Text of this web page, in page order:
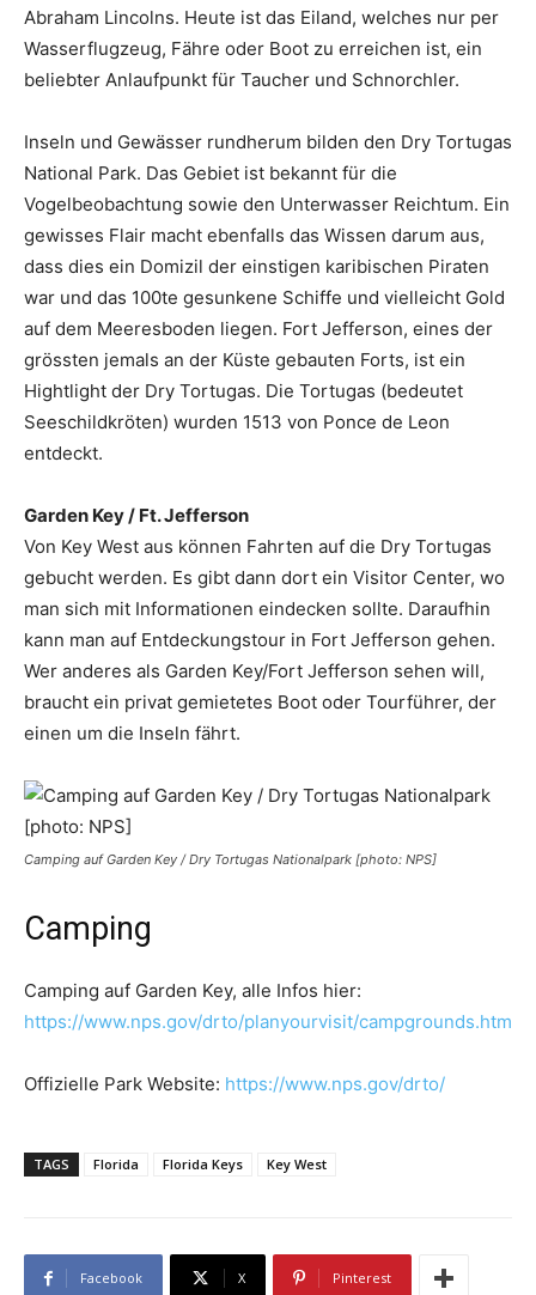
Abraham Lincolns. Heute ist das Eiland, welches nur per
Wasserflugzeug, Fähre oder Boot zu erreichen ist, ein
beliebter Anlaufpunkt für Taucher und Schnorchler.
Inseln und Gewässer rundherum bilden den Dry Tortugas
National Park. Das Gebiet ist bekannt für die
Vogelbeobachtung sowie den Unterwasser Reichtum. Ein
gewisses Flair macht ebenfalls das Wissen darum aus,
dass dies ein Domizil der einstigen karibischen Piraten
war und das 100te gesunkene Schiffe und vielleicht Gold
auf dem Meeresboden liegen. Fort Jefferson, eines der
grössten jemals an der Küste gebauten Forts, ist ein
Hightlight der Dry Tortugas. Die Tortugas (bedeutet
Seeschildkröten) wurden 1513 von Ponce de Leon
entdeckt.
Garden Key / Ft. Jefferson
Von Key West aus können Fahrten auf die Dry Tortugas
gebucht werden. Es gibt dann dort ein Visitor Center, wo
man sich mit Informationen eindecken sollte. Daraufhin
kann man auf Entdeckungstour in Fort Jefferson gehen.
Wer anderes als Garden Key/Fort Jefferson sehen will,
braucht ein privat gemietetes Boot oder Tourführer, der
einen um die Inseln fährt.
Camping auf Garden Key / Dry Tortugas Nationalpark [photo: NPS]
Camping
Camping auf Garden Key, alle Infos hier:
https://www.nps.gov/drto/planyourvisit/campgrounds.htm
Offizielle Park Website: https://www.nps.gov/drto/
TAGS Florida Florida Keys Key West
Facebook X Pinterest